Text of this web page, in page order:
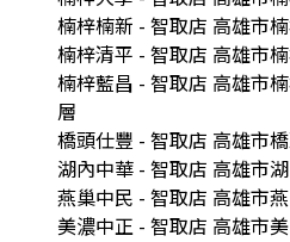
楠梓楠新 - 智取店 高雄市
楠梓清平 - 智取店 高雄市
楠梓藍昌 - 智取店 高雄市
層
橋頭仕豐 - 智取店 高雄市
湖內中華 - 智取店 高雄市
燕巢中民 - 智取店 高雄市
美濃中正 - 智取店 高雄市